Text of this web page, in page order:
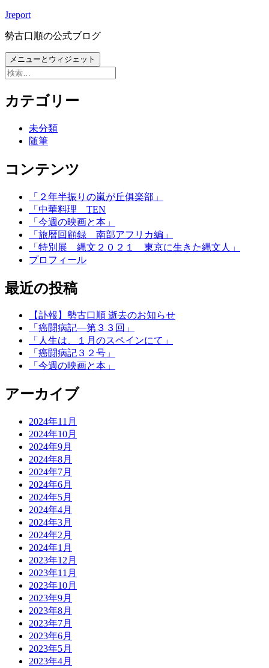
コ
テ
ン
ツ
へ
キ
Jreport
勢古口順の公式ブログ
メニューとウィジェット
検
カテゴリー
未分類
随筆
コンテンツ
「２年半振りの嵐が丘俱楽部」
「中華料理 TEN
「今週の映画と本」
「旅暦回顧録 南部アフリカ編」
「特別展 縄文２０２１ 東京に生きた縄文人」
プロフィール
最近の投稿
【訃報】勢古口順 逝去のお知らせ
「癌闘病記―第３３回」
「人生は、１月のスペインにて」
「癌闘病記３２号」
「今週の映画と本」
アーカイブ
2024年11月
2024年10月
2024年9月
2024年8月
2024年7月
2024年6月
2024年5月
2024年4月
2024年3月
2024年2月
2024年1月
2023年12月
2023年11月
2023年10月
2023年9月
2023年8月
2023年7月
2023年6月
2023年5月
2023年4月